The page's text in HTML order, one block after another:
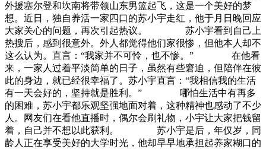
外援塞尔登和坎南将带领山东男篮起飞，这是一个美好的梦
想。近日，独自养活一家四口的苏小宇走红，他于月日晚回应
大家关心的问题，再次引起热议。 苏小宇看到自己上
热搜后，感到很意外。外人都觉得他们家很惨，但他本人却不
这么认为。直言：“我家并不可怜，也不惨。” 在他看
来，一家人过着平淡简单的日子，虽然有些窘迫，但陪伴在彼
此的身边，就已经很幸福了。苏小宇直言：“我相信我的生活
有一天会好的，坚持就是胜利。” 哪怕生活中有再多
的困难，苏小宇都乐观坚强地面对着，这种精神也感动了不少
人。网友们在看他直播时，偶尔会刷礼物，小宇让大家把钱留
着，自己并不想以此获利。 苏小宇是后，年仅岁，同
龄人正在享受美好的大学时光，他却早早地承担起养家糊口的